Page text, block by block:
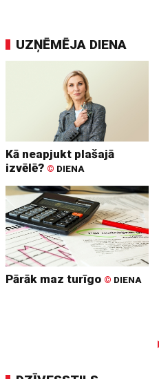
UZŅĒMĒJA DIENA
Kā neapjukt plašajā
izvēlē? © DIENA
Pārāk maz turīgo © DIENA